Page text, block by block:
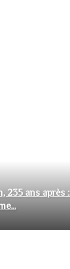
235 ans après